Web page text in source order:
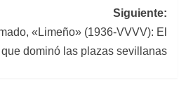
Siguiente:
«Limeño» (1936-VVVV): El
dominó las plazas sevillanas